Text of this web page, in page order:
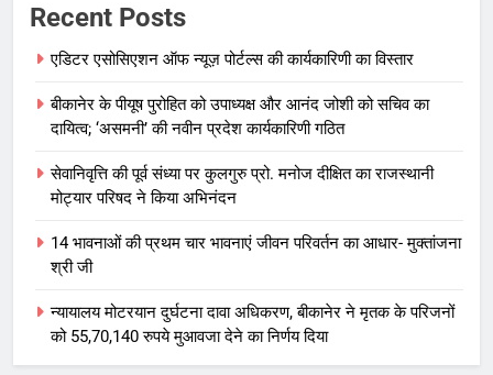
Recent Posts
एडिटर एसोसिएशन ऑफ न्यूज़ पोर्टल्स की कार्यकारिणी का विस्तार
बीकानेर के पीयूष पुरोहित को उपाध्यक्ष और आनंद जोशी को सचिव का
दायित्व; ‘असमनी’ की नवीन प्रदेश कार्यकारिणी गठित
सेवानिवृत्ति की पूर्व संध्या पर कुलगुरु प्रो. मनोज दीक्षित का राजस्थानी
मोट्यार परिषद ने किया अभिनंदन
14 भावनाओं की प्रथम चार भावनाएं जीवन परिवर्तन का आधार- मुक्तांजना
श्री जी
न्यायालय मोटरयान दुर्घटना दावा अधिकरण, बीकानेर ने मृतक के परिजनों
को 55,70,140 रुपये मुआवजा देने का निर्णय दिया